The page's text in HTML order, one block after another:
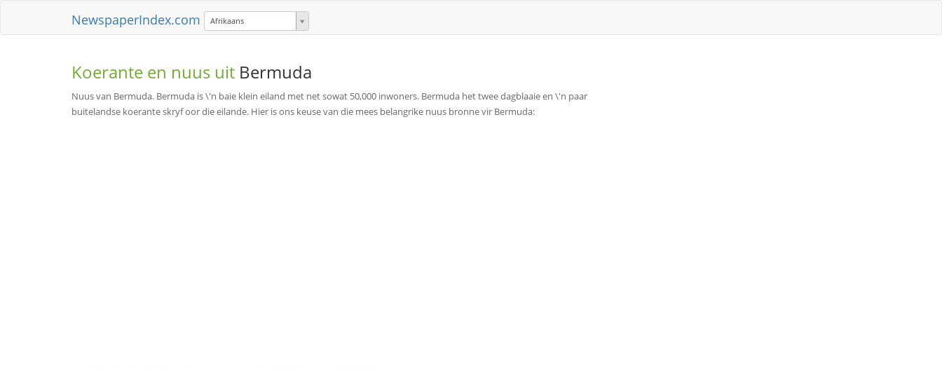
NewspaperIndex.com Afrikaans
Koerante en nuus uit Bermuda
Nuus van Bermuda. Bermuda is \'n baie klein eiland met net sowat 50,000 inwoners. Bermuda het twee dagblaaie en \'n paar
buitelandse koerante skryf oor die eilande. Hier is ons keuse van die mees belangrike nuus bronne vir Bermuda: